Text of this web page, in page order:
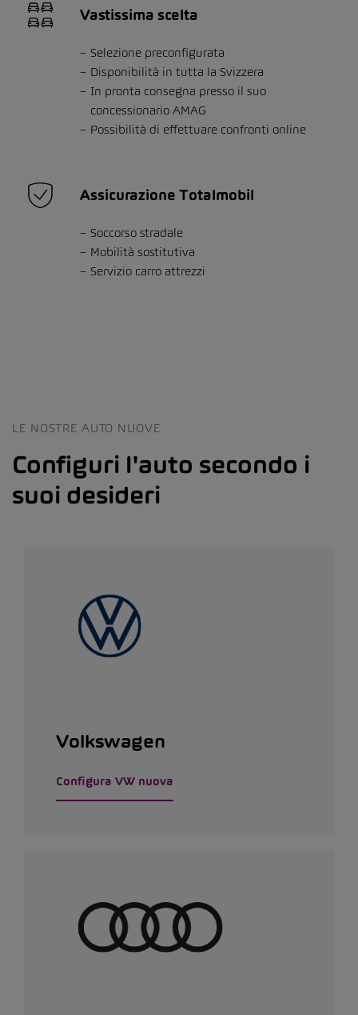
Vastissima scelta
Selezione preconfigurata
Disponibilità in tutta la Svizzera
In pronta consegna presso il suo
concessionario AMAG
Possibilità di effettuare confronti online
Assicurazione Totalmobil
Soccorso stradale
Mobilità sostitutiva
Servizio carro attrezzi
LE NOSTRE AUTO NUOVE
Configuri l'auto secondo i
suoi desideri
Volkswagen
Configura VW nuova